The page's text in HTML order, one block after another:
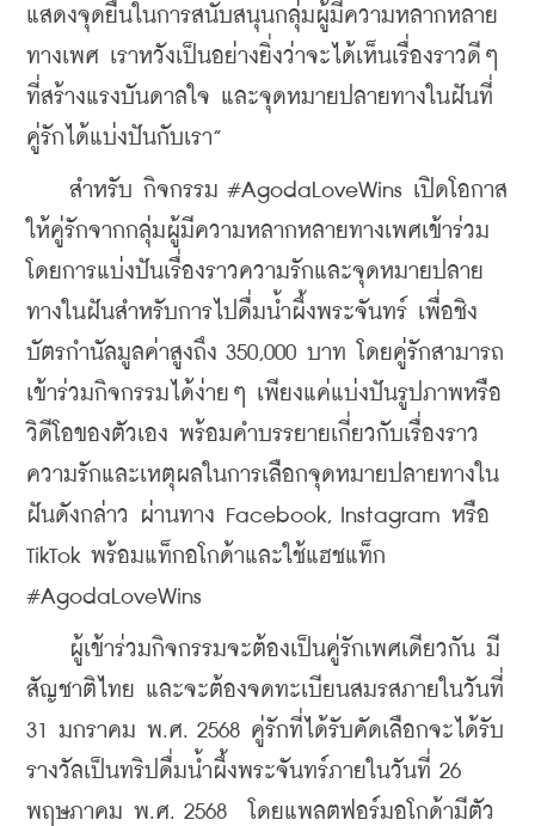
แสดงจุดยืนในการสนับสนุนกลุ่มผู้มีความหลากหลาย
ทางเพศ เราหวังเป็นอย่างยิ่งว่าจะได้เห็นเรื่องราวดีๆ
ที่สร้างแรงบันดาลใจ และจุดหมายปลายทางในฝันที่
คู่รักได้แบ่งปันกับเรา”
สำหรับ กิจกรรม #AgodaLoveWins เปิดโอกาส
ให้คู่รักจากกลุ่มผู้มีความหลากหลายทางเพศเข้าร่วม
โดยการแบ่งปันเรื่องราวความรักและจุดหมายปลาย
ทางในฝันสำหรับการไปดื่มน้ำผึ้งพระจันทร์ เพื่อชิง
บัตรกำนัลมูลค่าสูงถึง 350,000 บาท โดยคู่รักสามารถ
เข้าร่วมกิจกรรมได้ง่ายๆ เพียงแค่แบ่งปันรูปภาพหรือ
วิดีโอของตัวเอง พร้อมคำบรรยายเกี่ยวกับเรื่องราว
ความรักและเหตุผลในการเลือกจุดหมายปลายทางใน
ฝันดังกล่าว ผ่านทาง Facebook, Instagram หรือ
TikTok พร้อมแท็กอโกด้าและใช้แฮชแท็ก
#AgodaLoveWins
ผู้เข้าร่วมกิจกรรมจะต้องเป็นคู่รักเพศเดียวกัน มี
สัญชาติไทย และจะต้องจดทะเบียนสมรสภายในวันที่
31 มกราคม พ.ศ. 2568 คู่รักที่ได้รับคัดเลือกจะได้รับ
รางวัลเป็นทริปดื่มน้ำผึ้งพระจันทร์ภายในวันที่ 26
พฤษภาคม พ.ศ. 2568  โดยแพลตฟอร์มอโกด้ามีตัว